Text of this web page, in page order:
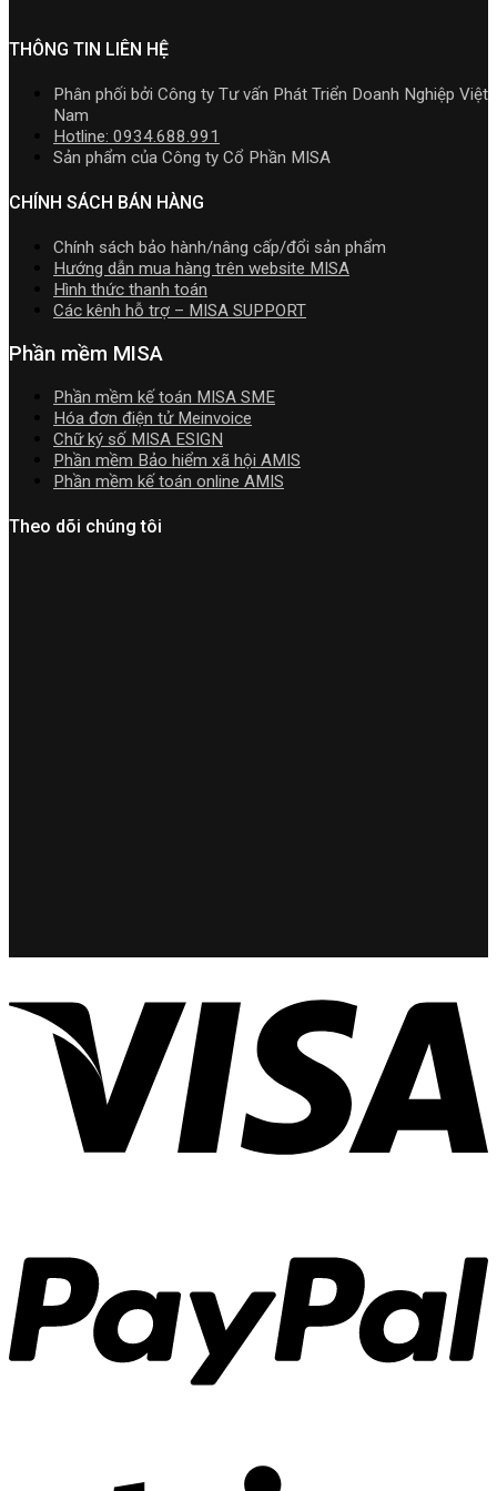
Download
doanh
nghiệp
hợp
nhất
mới
2026
R2
cập
5.5.2
THÔNG TIN LIÊN HỆ
Phân phối bởi Công ty Tư vấn Phát Triển Doanh Nghiệp Việt
Nam
Hotline: 0934.688.991
Sản phẩm của Công ty Cổ Phần MISA
CHÍNH SÁCH BÁN HÀNG
Chính sách bảo hành/nâng cấp/đổi sản phẩm
Hướng dẫn mua hàng trên website MISA
Hình thức thanh toán
Các kênh hỗ trợ – MISA SUPPORT
Phần mềm MISA
Phần mềm kế toán MISA SME
Hóa đơn điện tử Meinvoice
Chữ ký số MISA ESIGN
Phần mềm Bảo hiểm xã hội AMIS
Phần mềm kế toán online AMIS
Theo dõi chúng tôi